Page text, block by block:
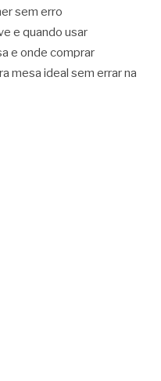
sem erro
e quando usar
e onde comprar
mesa ideal sem errar na